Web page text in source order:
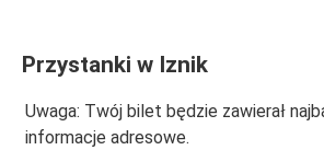
Przystanki w Iznik
Uwaga: Twój bilet będzie zawierał
informacje adresowe.